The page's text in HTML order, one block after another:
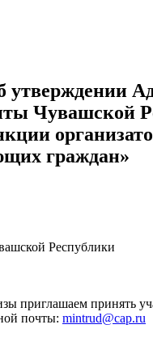
Чувашской
граждан»
Республики
приглашаем принять
почты: mintrud@cap.ru